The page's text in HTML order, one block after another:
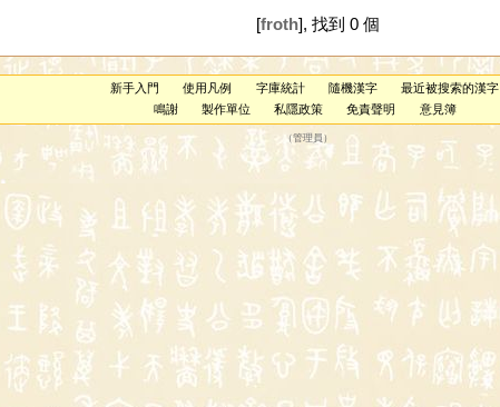
[froth], 找到 0 個
新手入門 使用凡例 字庫統計 隨機漢字
最近被搜索的漢字
鳴謝
製作單位 私隱政策 免責聲明 意見簿
（管理員 ）